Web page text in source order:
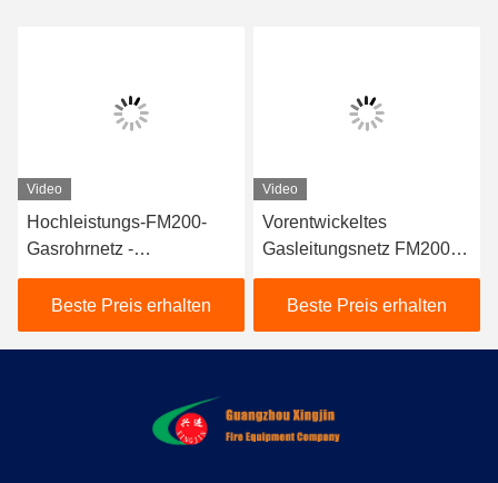
Video
Hochleistungs-FM200-
Gasrohrnetz -
Professionelle
Feuerlöschanlage
Beste Preis erhalten
Video
Vorentwickeltes
Gasleitungsnetz FM200 -
Zuverlässiges
Inertgassystem für
Kraftwerke
Beste Preis erhalten